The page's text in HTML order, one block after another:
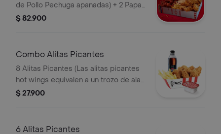
de Pollo Pechuga apanadas) + 2 Papas
Pequeñas + 1 Balde de Salsa 100g + 1
$ 82.900
Combo Alitas Picantes
8 Alitas Picantes (Las alitas picantes
hot wings equivalen a un trozo de ala)
+ 1 Papa Pequeña + 1 Gaseosa PET
$ 27.900
6 Alitas Picantes